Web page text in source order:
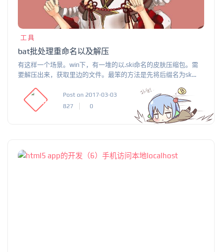
工具
bat批处理重命名以及解压
有这样一个场景。win下，有一堆的以.ski命名的皮肤压缩包。需
要解压出来，获取里边的文件。最笨的方法是先将后缀名为sk...
Post on 2017-03-03
827
0